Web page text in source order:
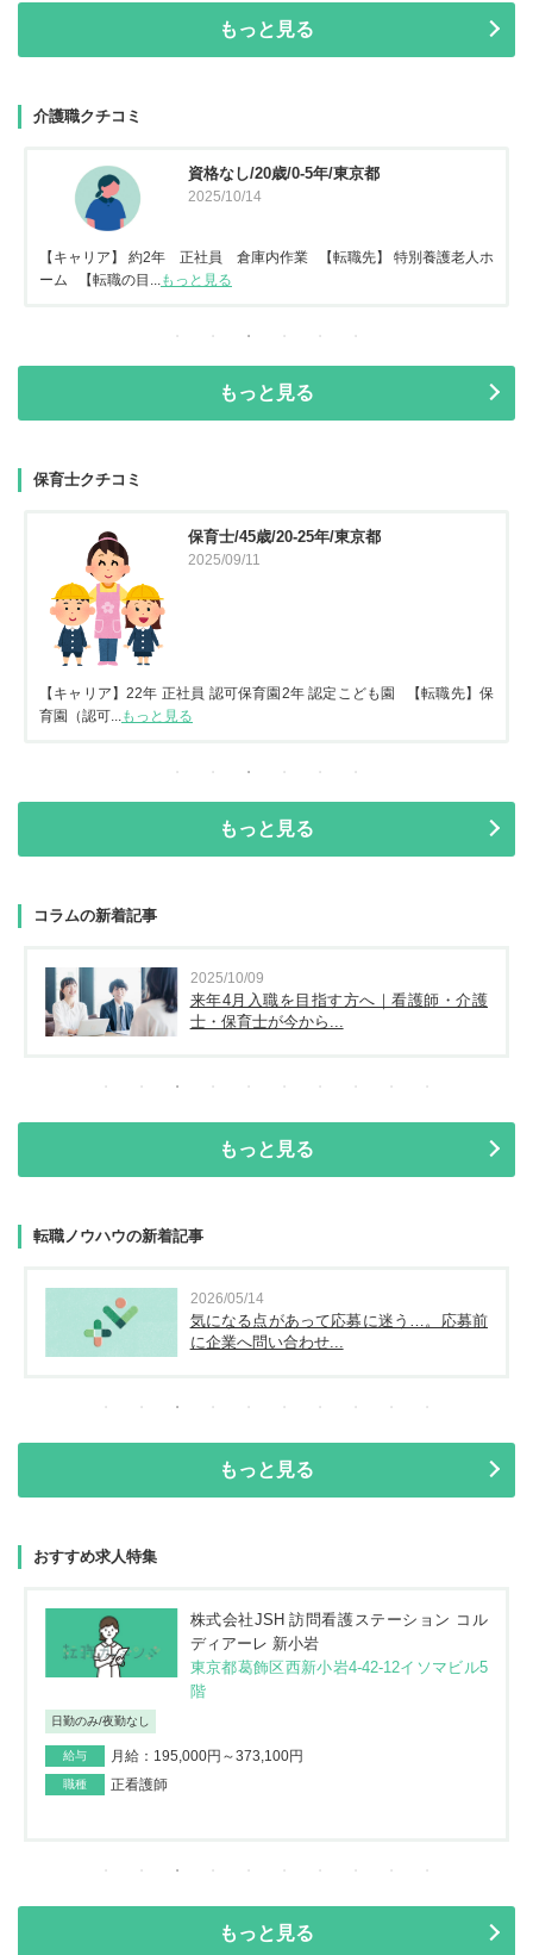
もっと見る
介護職クチコミ
資格なし/20歳/0-5年/東京都
2025/10/14
【キャリア】 約2年 正社員 倉庫内作業 【転職先】 特別養護老人ホ
ーム 【転職の目...
もっと見る
もっと見る
保育士クチコミ
保育士/45歳/20-25年/東京都
2025/09/11
【キャリア】22年 正社員 認可保育園2年 認定こども園 【転職先】保
育園（認可...
もっと見る
もっと見る
コラムの新着記事
2025/10/09
来年4月入職を目指す方へ｜看護師・介護
士・保育士が今から...
もっと見る
転職ノウハウの新着記事
2026/05/14
気になる点があって応募に迷う…。応募前
に企業へ問い合わせ...
もっと見る
おすすめ求人特集
株式会社JSH 訪問看護ステーション コル
ディアーレ 新小岩
東京都葛飾区西新小岩4-42-12イソマビル5
階
日勤のみ/夜勤なし
給与 月給：195,000円～373,100円
職種 正看護師
もっと見る